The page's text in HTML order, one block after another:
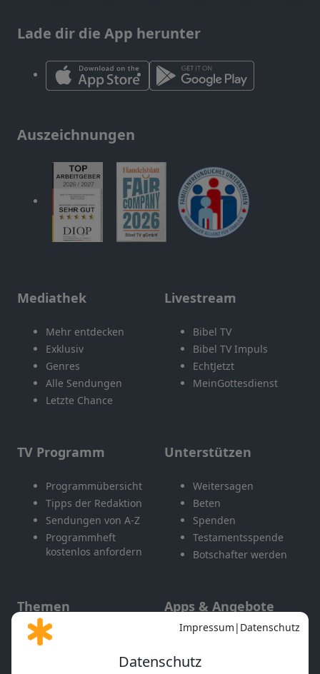
Lade dir die App herunter
Auszeichnungen
Mediathek
Mehr entdecken
Exklusiv
Genres
Alle Sendungen
Letzte Chance
Livestream
Bibel TV
Bibel TV Impuls
EchtJetzt
MeinGottesdienst
TV Programm
Programmübersicht
Tipps der Redaktion
Sendungen von A-Z
Programmheft
kostenlos anfordern
Unterstützen
Weitersagen
Beten
Spenden
Testamentsspende
Botschafter werden
Themen
Gott und Bibel erklärt
Apps & Angebote
Mobile App